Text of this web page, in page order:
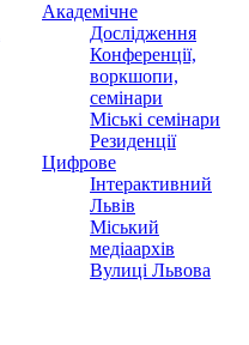
Академічне
Дослідження
Конференції,
воркшопи,
семінари
Міські семінари
Резиденції
Цифрове
Інтерактивний
Львів
Міський
медіаархів
Вулиці Львова